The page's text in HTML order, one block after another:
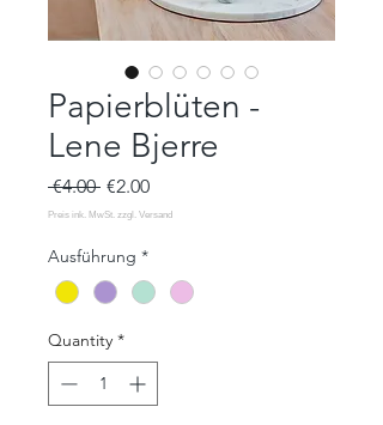
Papierblüten -
Lene Bjerre
€4.00 Regular
Price
€2.00Sale
Price
Ausführung *
Quantity *